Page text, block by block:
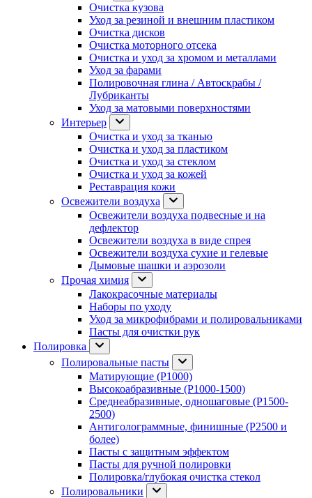
Очистка кузова
Уход за резиной и внешним пластиком
Очистка дисков
Очистка моторного отсека
Очистка и уход за хромом и металлами
Уход за фарами
Полировочная глина / Автоскрабы /
Лубриканты
Уход за матовыми поверхностями
Интерьер
Очистка и уход за тканью
Очистка и уход за пластиком
Очистка и уход за стеклом
Очистка и уход за кожей
Реставрация кожи
Освежители воздуха
Освежители воздуха подвесные и на
дефлектор
Освежители воздуха в виде спрея
Освежители воздуха сухие и гелевые
Дымовые шашки и аэрозоли
Прочая химия
Лакокрасочные материалы
Наборы по уходу
Уход за микрофибрами и полировальниками
Пасты для очистки рук
Полировка
Полировальные пасты
Матирующие (P1000)
Высокоабразивные (P1000-1500)
Среднеабразивные, одношаговые (P1500-
2500)
Антиголограммные, финишные (P2500 и
более)
Пасты с защитным эффектом
Пасты для ручной полировки
Полировка/глубокая очистка стекол
Полировальники